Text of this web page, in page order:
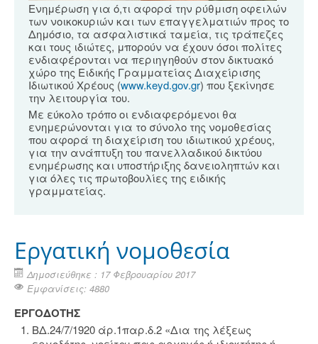
Ενημέρωση για ό,τι αφορά την ρύθμιση οφειλών
των νοικοκυριών και των επαγγελματιών προς το
Δημόσιο, τα ασφαλιστικά ταμεία, τις τράπεζες
και τους ιδιώτες, μπορούν να έχουν όσοι πολίτες
ενδιαφέρονται να περιηγηθούν στον δικτυακό
χώρο της Ειδικής Γραμματείας Διαχείρισης
Ιδιωτικού Χρέους (www.keyd.gov.gr) που ξεκίνησε
την λειτουργία του.
Με εύκολο τρόπο οι ενδιαφερόμενοι θα
ενημερώνονται για το σύνολο της νομοθεσίας
που αφορά τη διαχείριση του ιδιωτικού χρέους,
για την ανάπτυξη του πανελλαδικού δικτύου
ενημέρωσης και υποστήριξης δανειοληπτών και
για όλες τις πρωτοβουλίες της ειδικής
γραμματείας.
Εργατική νομοθεσία
Δημοσιεύθηκε : 17 Φεβρουαρίου 2017
Εμφανίσεις: 4880
ΕΡΓΟΔΟΤΗΣ
ΒΔ.24/7/1920 άρ.1παρ.δ.2 «Δια της λέξεως